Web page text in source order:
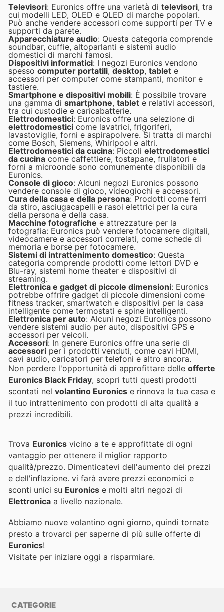
Televisori: Euronics offre una varietà di televisori, tra
cui modelli LED, OLED e QLED di marche popolari.
Può anche vendere accessori come supporti per TV e
supporti da parete.
Apparecchiature audio: Questa categoria comprende
soundbar, cuffie, altoparlanti e sistemi audio
domestici di marchi famosi.
Dispositivi informatici: I negozi Euronics vendono
spesso computer portatili, desktop, tablet e
accessori per computer come stampanti, monitor e
tastiere.
Smartphone e dispositivi mobili: È possibile trovare
una gamma di smartphone, tablet e relativi accessori,
tra cui custodie e caricabatterie.
Elettrodomestici: Euronics offre una selezione di
elettrodomestici come lavatrici, frigoriferi,
lavastoviglie, forni e aspirapolvere. Si tratta di marchi
come Bosch, Siemens, Whirlpool e altri.
Elettrodomestici da cucina: Piccoli elettrodomestici
da cucina come caffettiere, tostapane, frullatori e
forni a microonde sono comunemente disponibili da
Euronics.
Console di gioco: Alcuni negozi Euronics possono
vendere console di gioco, videogiochi e accessori.
Cura della casa e della persona: Prodotti come ferri
da stiro, asciugacapelli e rasoi elettrici per la cura
della persona e della casa.
Macchine fotografiche e attrezzature per la
fotografia: Euronics può vendere fotocamere digitali,
videocamere e accessori correlati, come schede di
memoria e borse per fotocamere.
Sistemi di intrattenimento domestico: Questa
categoria comprende prodotti come lettori DVD e
Blu-ray, sistemi home theater e dispositivi di
streaming.
Elettronica e gadget di piccole dimensioni: Euronics
potrebbe offrire gadget di piccole dimensioni come
fitness tracker, smartwatch e dispositivi per la casa
intelligente come termostati e spine intelligenti.
Elettronica per auto: Alcuni negozi Euronics possono
vendere sistemi audio per auto, dispositivi GPS e
accessori per veicoli.
Accessori: In genere Euronics offre una serie di
accessori per i prodotti venduti, come cavi HDMI,
cavi audio, caricatori per telefoni e altro ancora.
Non perdere l'opportunità di approfittare delle offerte
Euronics Black Friday, scopri tutti questi prodotti
scontati nel volantino Euronics e rinnova la tua casa e
il tuo intrattenimento con prodotti di alta qualità a
prezzi incredibili.
Trova Euronics vicino a te e approfittate di ogni
vantaggio per ottenere il miglior rapporto
qualità/prezzo. Dimenticatevi dell'aumento dei prezzi
e dell'inflazione. vi farà avere prezzi economici e
sconti unici su Euronics e molti altri negozi di
Elettronica a livello nazionale.
Abbiamo nuove volantino ogni giorno, quindi tornate
presto a trovarci per saperne di più sulle offerte di
Euronics!
Visitate per iniziare oggi a risparmiare.
CATEGORIE